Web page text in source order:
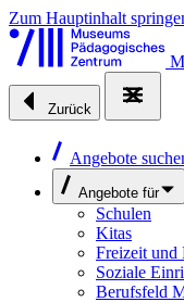
Zum Hauptinhalt
Zurück
Angebote
Angebote für
Schulen
Kitas
Freizeit und
Soziale
Berufsfeld